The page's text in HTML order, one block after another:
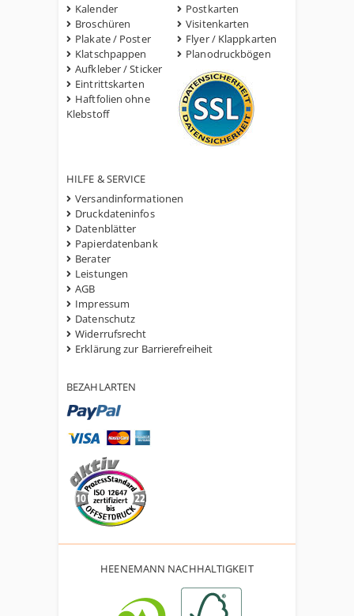
Kalender
Broschüren
Plakate / Poster
Klatschpappen
Aufkleber / Sticker
Eintrittskarten
Haftfolien ohne
Klebstoff
Postkarten
Visitenkarten
Flyer / Klappkarten
Planodruckbögen
HILFE & SERVICE
Versandinformationen
Druckdateninfos
Datenblätter
Papierdatenbank
Berater
Leistungen
AGB
Impressum
Datenschutz
Widerrufsrecht
Erklärung zur Barrierefreiheit
BEZAHLARTEN
HEENEMANN NACHHALTIGKEIT